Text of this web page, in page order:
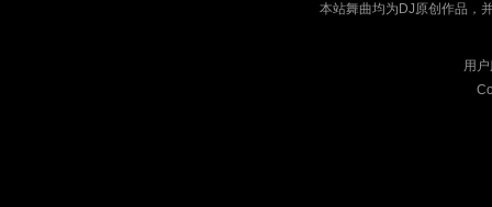
本站舞曲均为DJ原创作品，
用